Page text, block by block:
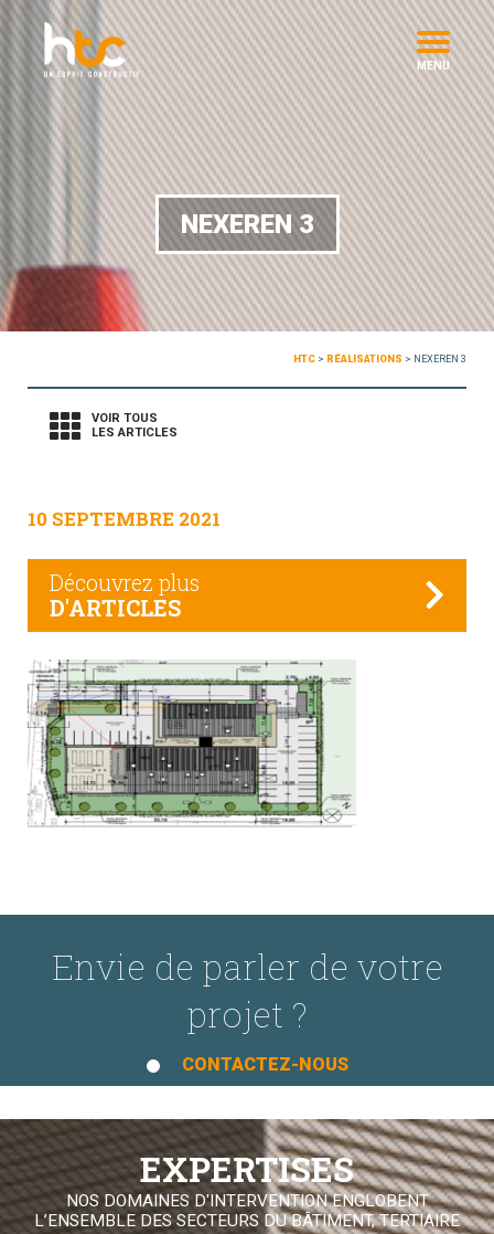
MENU
NEXEREN 3
HTC > RÉALISATIONS > NEXEREN 3
VOIR TOUS
LES ARTICLES
10 SEPTEMBRE 2021
Découvrez plus
D'ARTICLES
Envie de parler de votre
projet ?
CONTACTEZ-NOUS
EXPERTISES
NOS DOMAINES D'INTERVENTION ENGLOBENT
L’ENSEMBLE DES SECTEURS DU BÂTIMENT, TERTIAIRE